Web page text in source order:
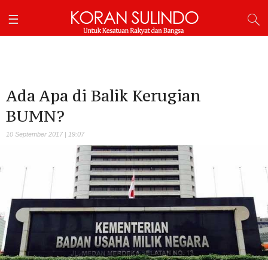
Ada Apa di Balik Kerugian
BUMN?
10 September 2017 | 19:07